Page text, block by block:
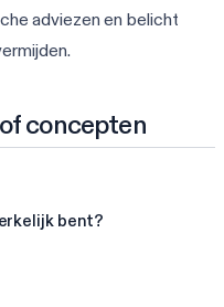
adviezen en belicht
concepten
bent?